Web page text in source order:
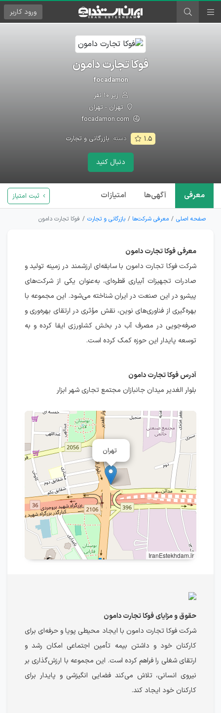
ورود کاربر
فوکا تجارت دامون
focadamon
زیر ۱۰ نفر
تهران - تهران
۱.۵ دسته: بازرگانی و تجارت
دنبال کنید
معرفی آگهی‌ها امتیازات ثبت امتیاز
صفحه اصلی معرفی شرکت‌ها بازرگانی و تجارت فوکا تجارت دامون
معرفی فوکا تجارت دامون
شرکت فوکا تجارت دامون با سابقه‌ای ارزشمند در زمینه تولید و
صادرات تجهیزات آبیاری قطره‌ای، به‌عنوان یکی از شرکت‌های
پیشرو در این صنعت در ایران شناخته می‌شود. این مجموعه با
بهره‌گیری از فناوری‌های نوین، نقش مؤثری در ارتقای بهره‌وری و
صرفه‌جویی در مصرف آب در بخش کشاورزی ایفا کرده و به
توسعه پایدار این حوزه کمک کرده است.
آدرس فوکا تجارت دامون
بلوار الغدیر میدان جانبازان مجتمع تجاری شهر ابزار
تهران
IranEstekhdam.ir
حقوق و مزایای فوکا تجارت دامون
شرکت فوکا تجارت دامون با ایجاد محیطی پویا و حرفه‌ای برای
کارکنان خود و داشتن بیمه تأمین اجتماعی امکان رشد و
ارتقای شغلی را فراهم کرده است. این مجموعه با ارزش‌گذاری بر
نیروی انسانی، تلاش می‌کند فضایی انگیزشی و پایدار برای
کارکنان خود ایجاد کند.